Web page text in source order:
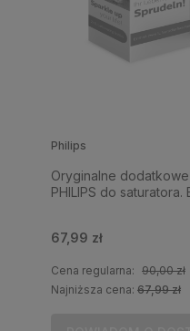
Philips
Oryginalne
PHILIPS do saturatora.
67,99 zł
Cena regularna: 90,00 zł
Najniższa cena: 67,99 zł